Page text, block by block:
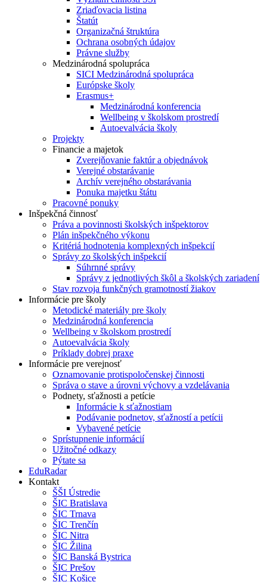
Zriaďovacia listina
Štatút
Organizačná štruktúra
Ochrana osobných údajov
Právne služby
Medzinárodná spolupráca
SICI Medzinárodná spolupráca
Európske školy
Erasmus+
Medzinárodná konferencia
Wellbeing v školskom prostredí
Autoevalvácia školy
Projekty
Financie a majetok
Zverejňovanie faktúr a objednávok
Verejné obstarávanie
Archív verejného obstarávania
Ponuka majetku štátu
Pracovné ponuky
Inšpekčná činnosť
Práva a povinnosti školských inšpektorov
Plán inšpekčného výkonu
Kritériá hodnotenia komplexných inšpekcií
Správy zo školských inšpekcií
Súhrnné správy
Správy z jednotlivých škôl a školských zariadení
Stav rozvoja funkčných gramotností žiakov
Informácie pre školy
Metodické materiály pre školy
Medzinárodná konferencia
Wellbeing v školskom prostredí
Autoevalvácia školy
Príklady dobrej praxe
Informácie pre verejnosť
Oznamovanie protispoločenskej činnosti
Správa o stave a úrovni výchovy a vzdelávania
Podnety, sťažnosti a petície
Informácie k sťažnostiam
Podávanie podnetov, sťažností a petícii
Vybavené petície
Sprístupnenie informácií
Užitočné odkazy
Pýtate sa
EduRadar
Kontakt
ŠŠI Ústredie
ŠIC Bratislava
ŠIC Trnava
ŠIC Trenčín
ŠIC Nitra
ŠIC Žilina
ŠIC Banská Bystrica
ŠIC Prešov
ŠIC Košice